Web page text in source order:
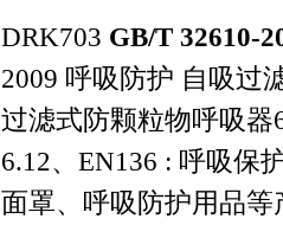
DRK703 GB/T 32610-
2009 呼吸防护 自吸过
过滤式防颗粒物呼吸器
6.12、EN136 : 呼吸保
面罩、呼吸防护用品